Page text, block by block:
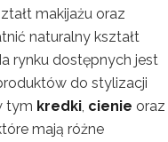
makijażu oraz
naturalny kształt
rynku dostępnych jest
do stylizacji
tym kredki, cienie oraz
mają różne